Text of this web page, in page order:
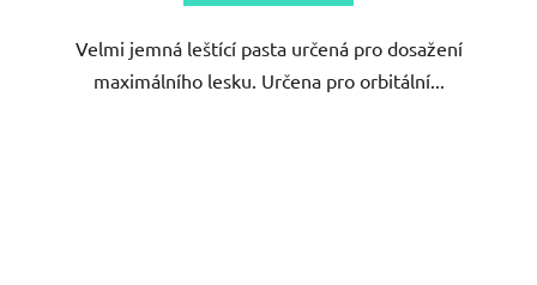
Velmi jemná leštící pasta určená pro dosažení
maximálního lesku. Určena pro orbitální...